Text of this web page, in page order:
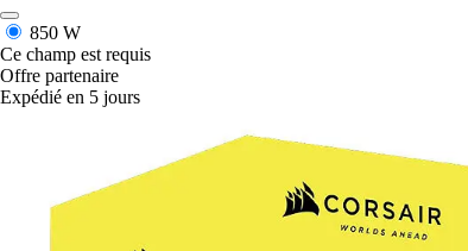
850 W
Ce champ est requis
Offre partenaire
Expédié en 5 jours